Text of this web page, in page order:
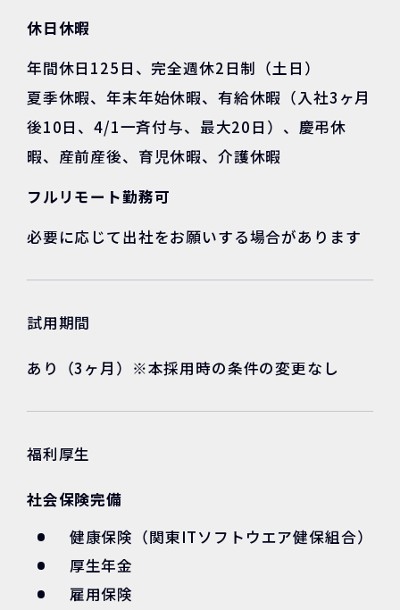
休日休暇
年間休日125日、完全週休2日制（土日）
夏季休暇、年末年始休暇、有給休暇（入社3ヶ月
後10日、4/1一斉付与、最大20日）、慶弔休
暇、産前産後、育児休暇、介護休暇
フルリモート勤務可
必要に応じて出社をお願いする場合があります
試用期間
あり（3ヶ月）※本採用時の条件の変更なし
福利厚生
社会保険完備
健康保険（関東ITソフトウエア健保組合）
厚生年金
雇用保険